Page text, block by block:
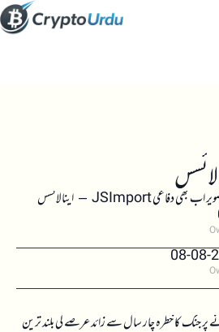
بٹ کوائن میں محتاط بحالی، بڑی تصویر اب بھی دفاعی JSImport – اینالائسس
جنگ کا خطرہ چار سال سے زائد عرصے کی بلند ترین